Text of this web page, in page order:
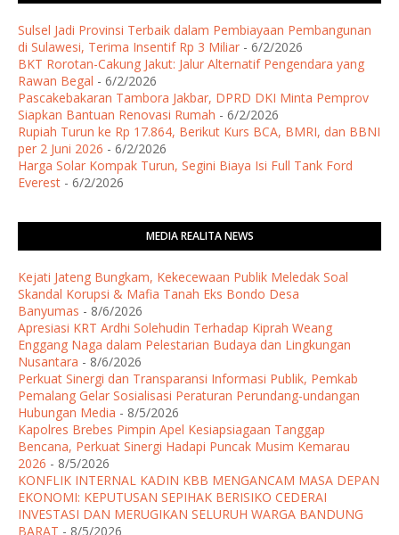
Sulsel Jadi Provinsi Terbaik dalam Pembiayaan Pembangunan
di Sulawesi, Terima Insentif Rp 3 Miliar - 6/2/2026
BKT Rorotan-Cakung Jakut: Jalur Alternatif Pengendara yang
Rawan Begal - 6/2/2026
Pascakebakaran Tambora Jakbar, DPRD DKI Minta Pemprov
Siapkan Bantuan Renovasi Rumah - 6/2/2026
Rupiah Turun ke Rp 17.864, Berikut Kurs BCA, BMRI, dan BBNI
per 2 Juni 2026 - 6/2/2026
Harga Solar Kompak Turun, Segini Biaya Isi Full Tank Ford
Everest - 6/2/2026
MEDIA REALITA NEWS
Kejati Jateng Bungkam, Kekecewaan Publik Meledak Soal
Skandal Korupsi & Mafia Tanah Eks Bondo Desa
Banyumas - 8/6/2026
Apresiasi KRT Ardhi Solehudin Terhadap Kiprah Weang
Enggang Naga dalam Pelestarian Budaya dan Lingkungan
Nusantara - 8/6/2026
Perkuat Sinergi dan Transparansi Informasi Publik, Pemkab
Pemalang Gelar Sosialisasi Peraturan Perundang-undangan
Hubungan Media - 8/5/2026
Kapolres Brebes Pimpin Apel Kesiapsiagaan Tanggap
Bencana, Perkuat Sinergi Hadapi Puncak Musim Kemarau
2026 - 8/5/2026
KONFLIK INTERNAL KADIN KBB MENGANCAM MASA DEPAN
EKONOMI: KEPUTUSAN SEPIHAK BERISIKO CEDERAI
INVESTASI DAN MERUGIKAN SELURUH WARGA BANDUNG
BARAT - 8/5/2026